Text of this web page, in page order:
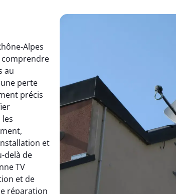
Alpes
comprendre
au
perte
précis
et
delà de
TV
et de
réparation